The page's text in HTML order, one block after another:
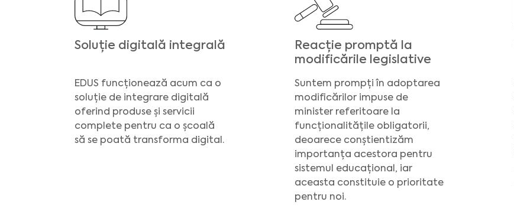
Soluție digitală integrală
EDUS funcționează acum ca o
soluție de integrare digitală
oferind produse și servicii
complete pentru ca o școală
să se poată transforma digital.
Reacție promptă la
modificările legislative
Suntem prompți în adoptarea
modificărilor impuse de
minister referitoare la
funcționalitățile obligatorii,
deoarece conștientizăm
importanța acestora pentru
sistemul educațional, iar
aceasta constituie o prioritate
pentru noi.